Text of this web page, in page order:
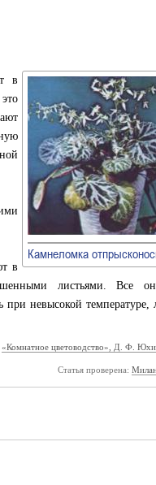
Камнеломка
в
в
листьями. Все
при невысокой
«Комнатное цветоводство», Д. Ф.
Статья проверена: